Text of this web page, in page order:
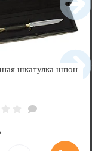
шкатулка шпон